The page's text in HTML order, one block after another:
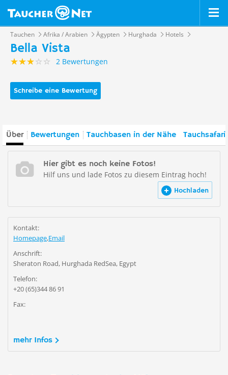
Tauchen Afrika / Arabien Ägypten Hurghada Hotels
Bella Vista
2 Bewertungen
Schreibe eine Bewertung
Über Bewertungen Tauchbasen in der Nähe
Hier gibt es noch keine Fotos!
Hilf uns und lade Fotos zu diesem Eintrag hoch!
Hochladen
Kontakt:
Homepage,Email
Anschrift:
Sheraton Road, Hurghada RedSea, Egypt
Telefon:
+20 (65)344 86 91
Fax:
mehr Infos